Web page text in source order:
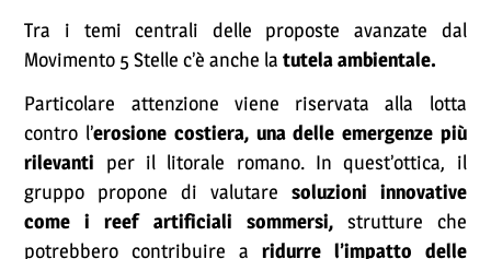
Tra i temi centrali delle proposte avanzate dal
Movimento 5 Stelle c’è anche la tutela ambientale.
Particolare attenzione viene riservata alla lotta
contro l’erosione costiera, una delle emergenze più
rilevanti per il litorale romano. In quest’ottica, il
gruppo propone di valutare soluzioni innovative
come i reef artificiali sommersi,strutture che
potrebbero contribuire a ridurre l’impatto delle